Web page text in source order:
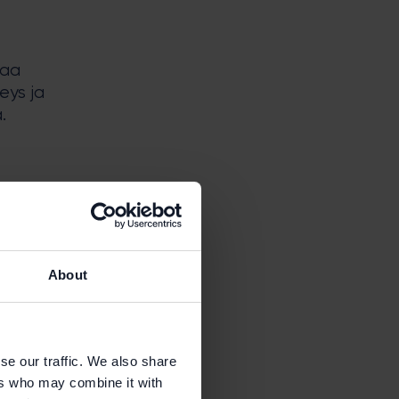
About
our traffic. We also share
who may combine it with
ja